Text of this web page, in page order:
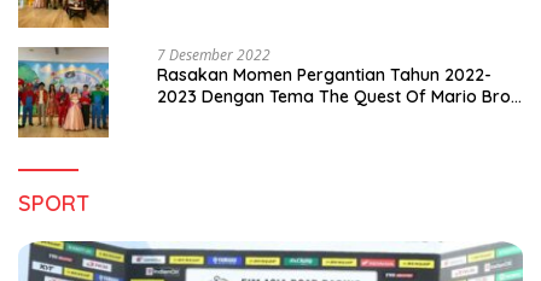
7 Desember 2022
Rasakan Momen Pergantian Tahun 2022-
2023 Dengan Tema The Quest Of Mario Bros
SPORT